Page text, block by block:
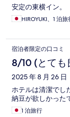
安定の東横イン。
HIROYUKI、1 泊旅
宿泊者限定の口コミ
8/10 (とても
2025 年 8 月 26 日
ホテルは清潔でし
納豆が欲しかった
1 泊旅行